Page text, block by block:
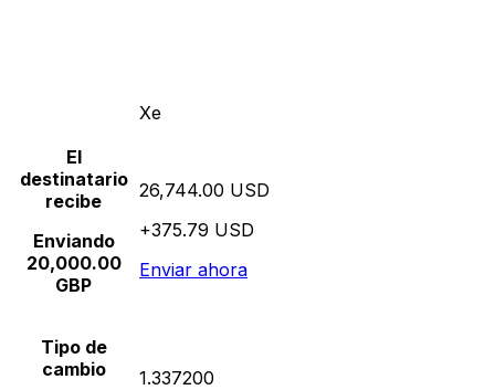
Xe
El
destinatario
recibe
Enviando
20,000.00
GBP
26,744.00 USD
+375.79 USD
Enviar ahora
Tipo de
cambio
1.337200